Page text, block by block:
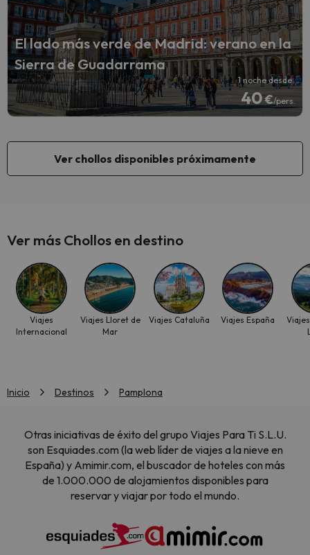
El lado más verde de Madrid: verano en la
Sierra de Guadarrama
1 noche desde
40€/pers.
Ver chollos disponibles próximamente
Ver más Chollos en destino
Viajes
Internacional
Viajes Lloret de
Mar
Viajes Cataluña Viajes España
Inicio Destinos Pamplona
Otras iniciativas de éxito del grupo Viajes Para Ti S.L.U.
son Esquiades.com (la web líder de viajes a la nieve en
España) y Amimir.com, el buscador de hoteles con más
de 1.000.000 de alojamientos disponibles para
reservar y viajar por todo el mundo.